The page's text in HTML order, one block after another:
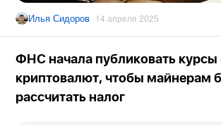
Илья Сидоров 14 апреля 2025
ФНС начала публиковать курсы
криптовалют, чтобы майнерам
рассчитать налог